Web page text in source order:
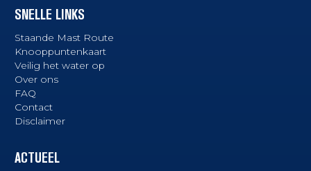
SNELLE LINKS
Staande Mast Route
Knooppuntenkaart
Veilig het water op
Over ons
FAQ
Contact
Disclaimer
ACTUEEL